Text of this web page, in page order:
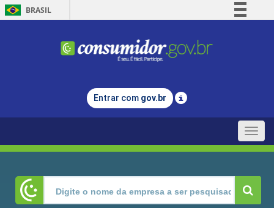
BRASIL
Comunica BR
Legislação
Entrar com gov.br
Toggle